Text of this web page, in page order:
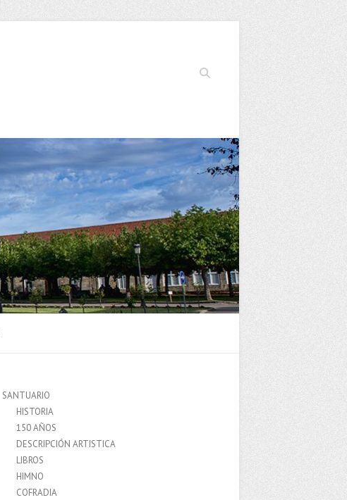
Buscar
SANTUARIO
HISTORIA
150 AÑOS
DESCRIPCIÓN ARTISTICA
LIBROS
HIMNO
COFRADIA